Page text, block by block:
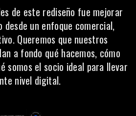
de este rediseño fue mejorar
desde un enfoque comercial,
Queremos que nuestros
a fondo qué hacemos, cómo
somos el socio ideal para llevar
nivel digital.